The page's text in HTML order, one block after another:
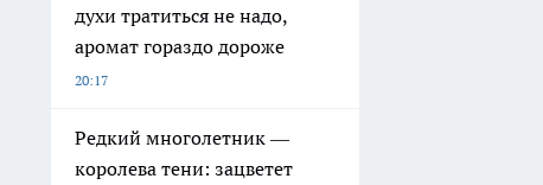
духи тратиться не надо,
аромат гораздо дороже
20:17
Редкий многолетник —
королева тени: зацветет